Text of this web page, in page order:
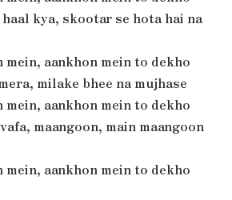
kya, skootar se hota hai na
mein, aankhon mein to dekho
milake bhee na mujhase
mein, aankhon mein to dekho
maangoon, main maangoon
mein, aankhon mein to dekho